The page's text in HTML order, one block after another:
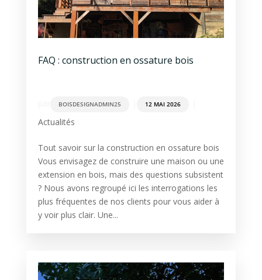
FAQ : construction en ossature bois
BOISDESIGNADMIN25 12 MAI 2026
Actualités
Tout savoir sur la construction en ossature bois
Vous envisagez de construire une maison ou une
extension en bois, mais des questions subsistent
? Nous avons regroupé ici les interrogations les
plus fréquentes de nos clients pour vous aider à
y voir plus clair. Une...